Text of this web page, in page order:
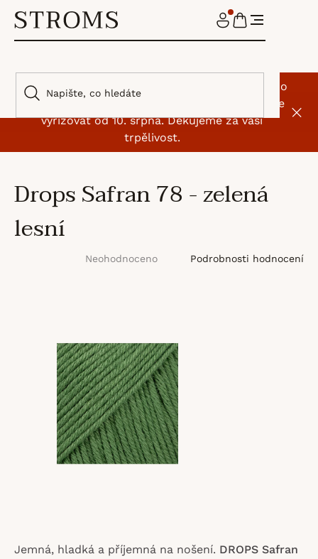
obsah
🌿 I my jsme si na chvíli odskočili od klubíček. Do
9. srpna máme dovolenou, objednávky začneme
vyřizovat od 10. srpna. Děkujeme za vaši
trpělivost.
NÁKUPNÍ
KOŠÍK
Drops Safran 78 - zelená
lesní
hvězdiček.
Neohodnoceno Podrobnosti hodnocení
Jemná, hladká a příjemná na nošení. DROPS Safran